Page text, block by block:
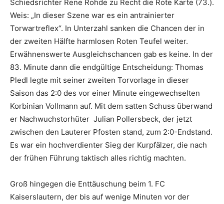
Schiedsrichter Rene Rohde zu Recht die Rote Karte (73.).
Weis: „In dieser Szene war es ein antrainierter
Torwartreflex“. In Unterzahl sanken die Chancen der in
der zweiten Hälfte harmlosen Roten Teufel weiter.
Erwähnenswerte Ausgleichschancen gab es keine. In der
83. Minute dann die endgültige Entscheidung: Thomas
Pledl legte mit seiner zweiten Torvorlage in dieser
Saison das 2:0 des vor einer Minute eingewechselten
Korbinian Vollmann auf. Mit dem satten Schuss überwand
er Nachwuchstorhüter Julian Pollersbeck, der jetzt
zwischen den Lauterer Pfosten stand, zum 2:0-Endstand.
Es war ein hochverdienter Sieg der Kurpfälzer, die nach
der frühen Führung taktisch alles richtig machten.
Groß hingegen die Enttäuschung beim 1. FC
Kaiserslautern, der bis auf wenige Minuten vor der